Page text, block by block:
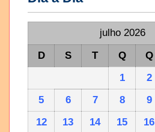
julho 2026
D
S T Q Q
1
2
5
6 7 8 9
12
13 14 15 16